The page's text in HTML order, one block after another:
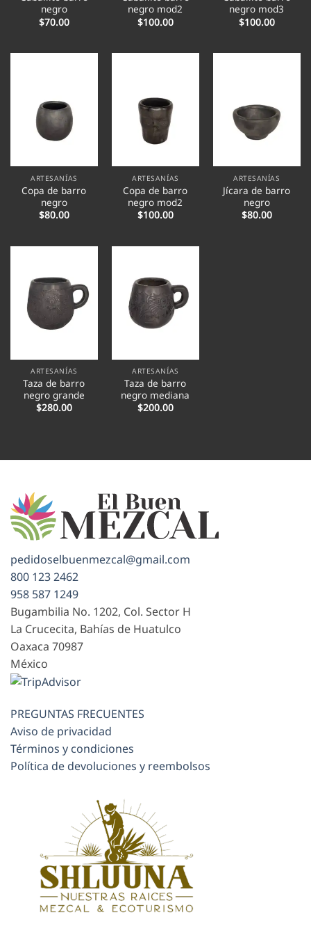
negro
$70.00
negro mod2
$100.00
negro mod3
$100.00
ARTESANÍAS
Copa de barro
negro
$80.00
ARTESANÍAS
Copa de barro
negro mod2
$100.00
ARTESANÍAS
Jícara de barro
negro
$80.00
ARTESANÍAS
Taza de barro
negro grande
$280.00
ARTESANÍAS
Taza de barro
negro mediana
$200.00
pedidoselbuenmezcal@gmail.com
800 123 2462
958 587 1249
Bugambilia No. 1202, Col. Sector H
La Crucecita, Bahías de Huatulco
Oaxaca 70987
México
PREGUNTAS FRECUENTES
Aviso de privacidad
Términos y condiciones
Política de devoluciones y reembolsos